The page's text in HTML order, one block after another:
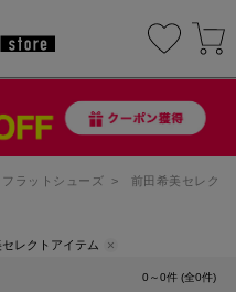
フラットシューズ >
前田希美セレク
レクトアイテム
0～0件 (全0件)